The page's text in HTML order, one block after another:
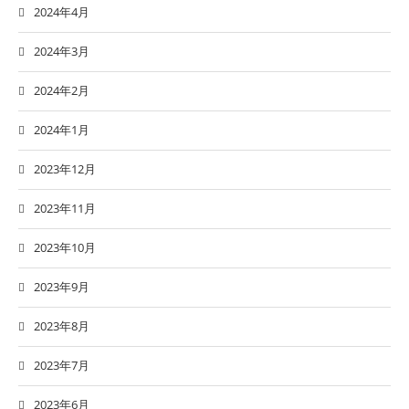
2024年4月
2024年3月
2024年2月
2024年1月
2023年12月
2023年11月
2023年10月
2023年9月
2023年8月
2023年7月
2023年6月